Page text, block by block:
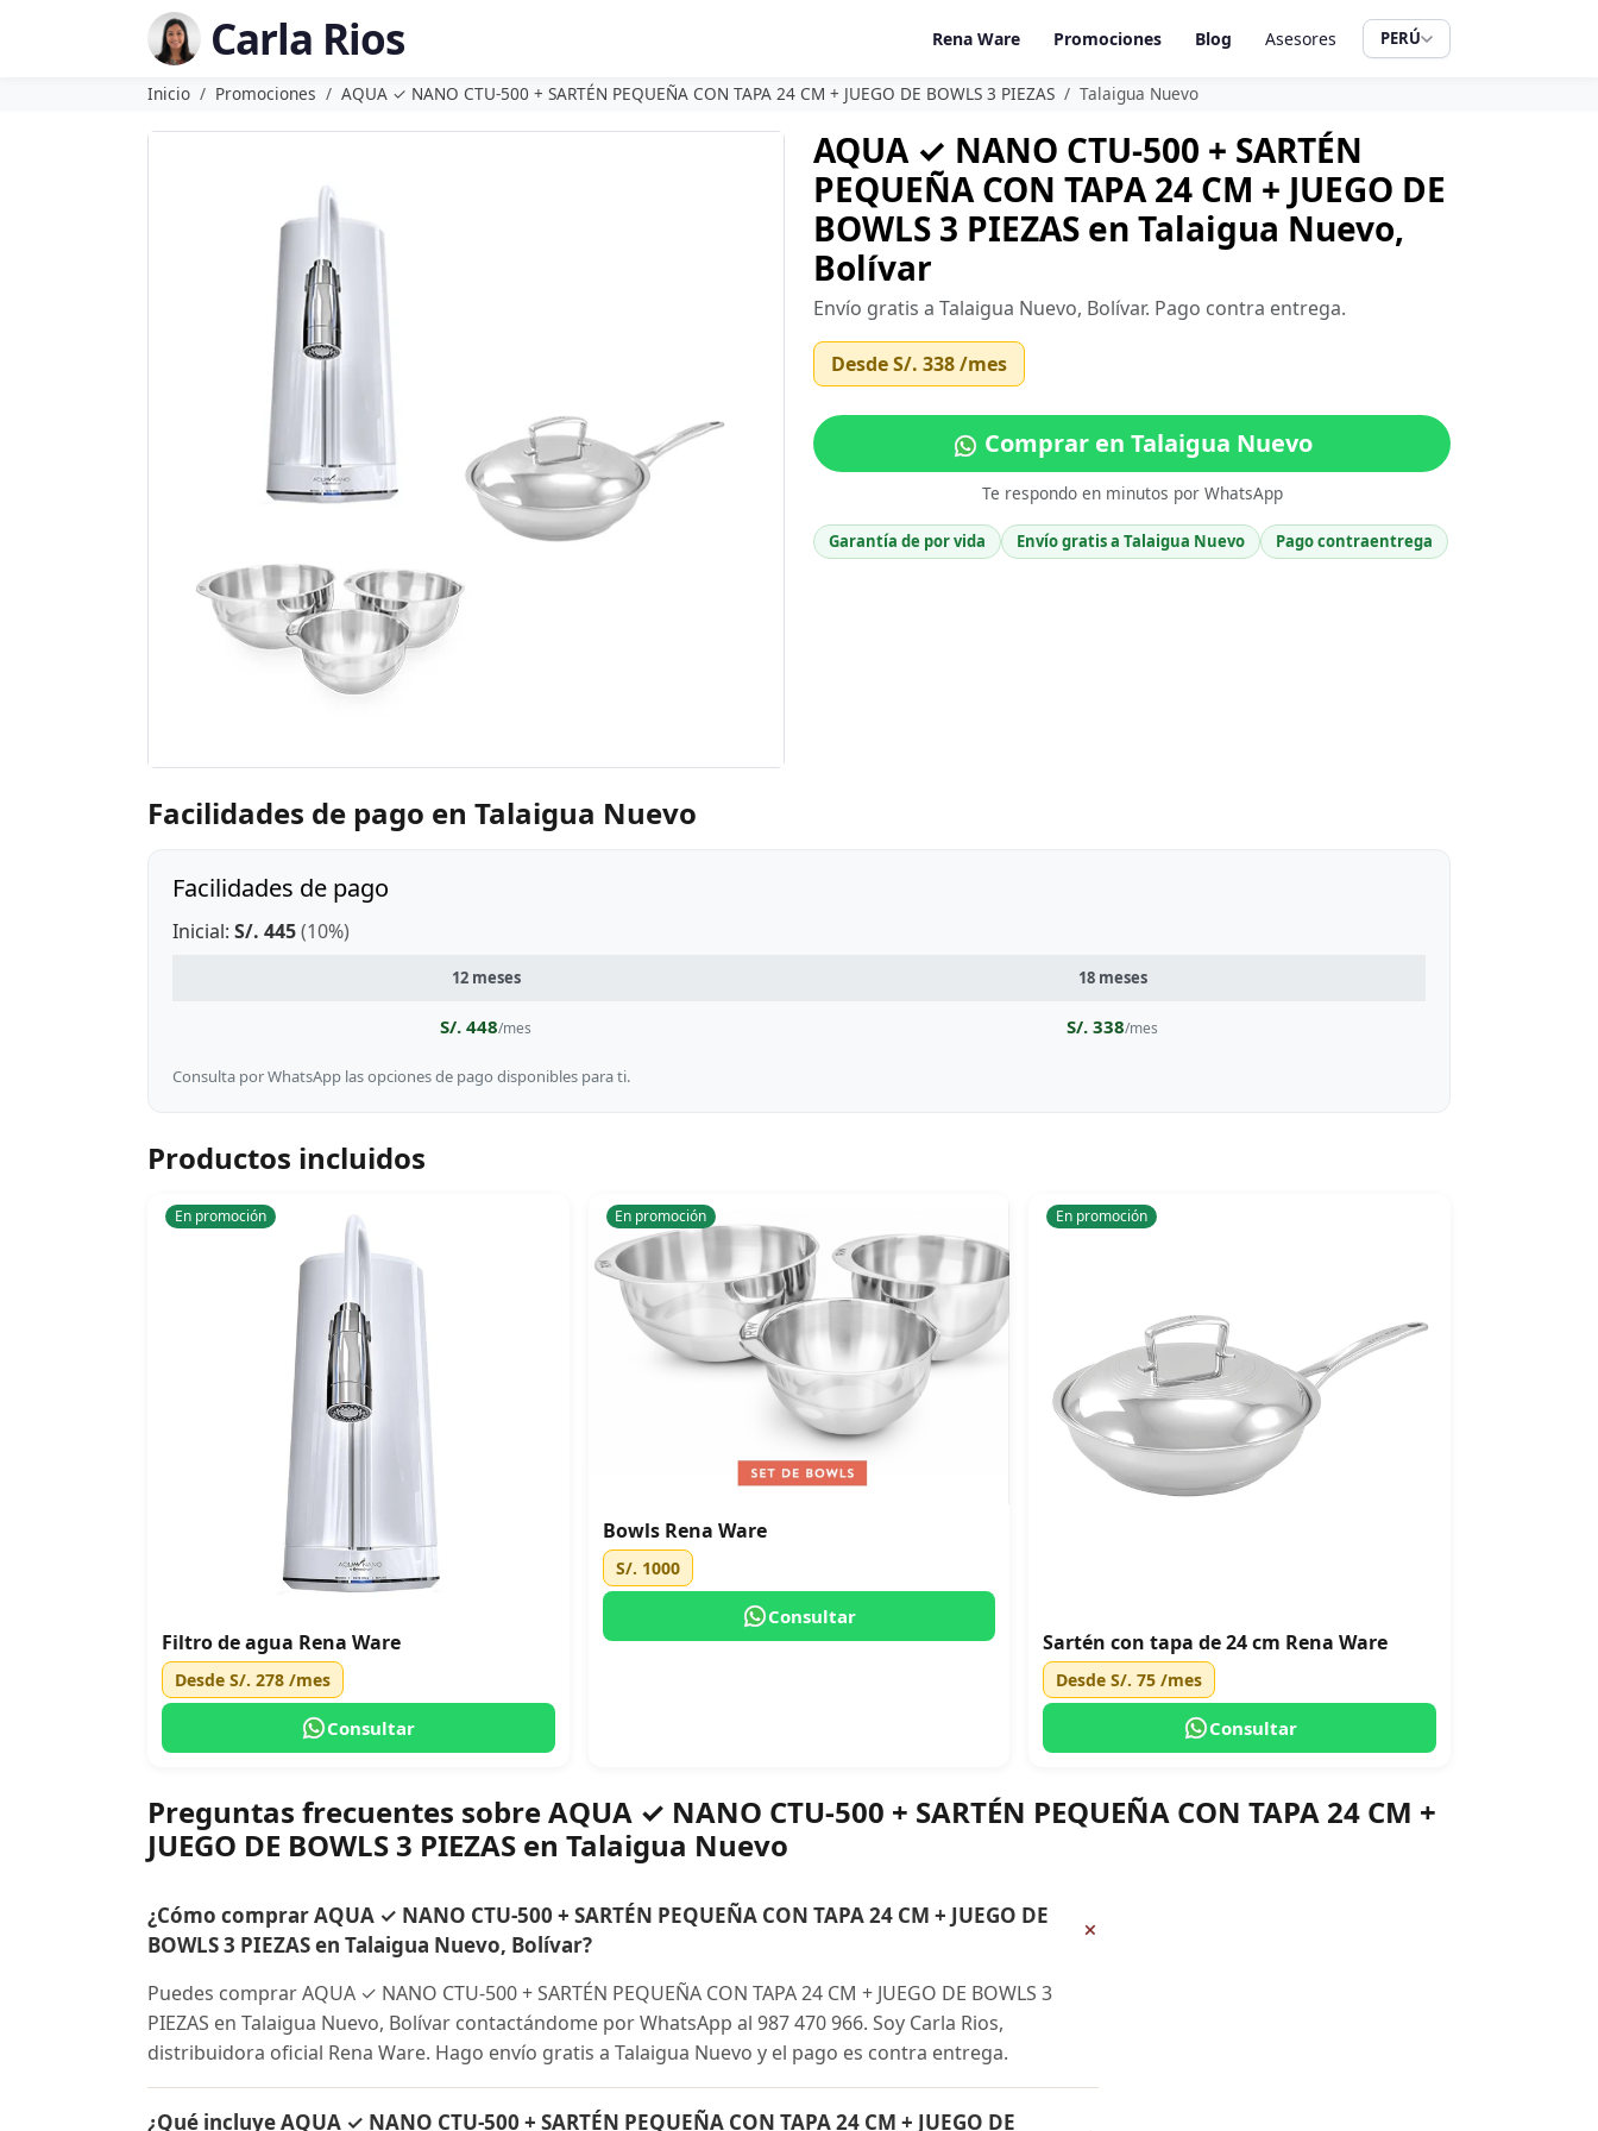
Carla Rios Rena Ware Promociones Blog Asesores PERÚ
Inicio Promociones AQUA ✓ NANO CTU-500 + SARTÉN PEQUEÑA CON TAPA 24 CM + JUEGO DE BOWLS 3 PIEZAS Talaigua Nuevo
AQUA ✓ NANO CTU-500 + SARTÉN
PEQUEÑA CON TAPA 24 CM + JUEGO DE
BOWLS 3 PIEZAS en Talaigua Nuevo,
Bolívar
Envío gratis a Talaigua Nuevo, Bolívar. Pago contra entrega.
DesdeS/. 338/mes
Comprar en Talaigua Nuevo
Te respondo en minutos por WhatsApp
Garantía de por vida Envío gratis a Talaigua Nuevo Pago contraentrega
Facilidades de pago en Talaigua Nuevo
Facilidades de pago
Inicial: S/. 445(10%)
12 meses 18 meses
S/. 448/mes S/. 338/mes
Consulta por WhatsApp las opciones de pago disponibles para ti.
Productos incluidos
En promoción
Filtro de agua Rena Ware
Desde S/. 278 /mes
Consultar
En promoción
Bowls Rena Ware
S/. 1000
Consultar
En promoción
Sartén con tapa de 24 cm Rena Ware
DesdeS/. 75 /mes
Consultar
Preguntas frecuentes sobre AQUA ✓ NANO CTU-500 + SARTÉN PEQUEÑA CON TAPA 24 CM +
JUEGO DE BOWLS 3 PIEZAS en Talaigua Nuevo
¿Cómo comprar AQUA ✓ NANO CTU-500 + SARTÉN PEQUEÑA CON TAPA 24 CM + JUEGO DE
BOWLS 3 PIEZAS en Talaigua Nuevo, Bolívar?
+
Puedes comprar AQUA ✓ NANO CTU-500 + SARTÉN PEQUEÑA CON TAPA 24 CM + JUEGO DE BOWLS 3
PIEZAS en Talaigua Nuevo, Bolívar contactándome por WhatsApp al 987 470 966. Soy Carla Rios,
distribuidora oficial Rena Ware. Hago envío gratis a Talaigua Nuevo y el pago es contra entrega.
¿Qué incluye AQUA ✓ NANO CTU-500 + SARTÉN PEQUEÑA CON TAPA 24 CM + JUEGO DE